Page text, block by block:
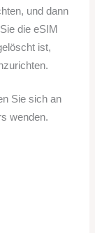
und dann
die eSIM
ist,
Sie sich an
wenden.